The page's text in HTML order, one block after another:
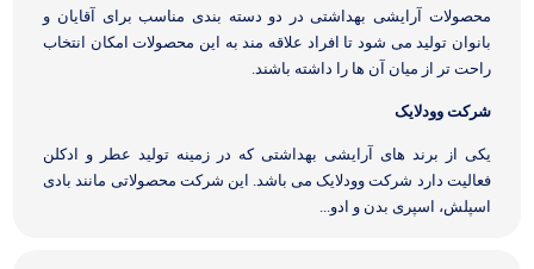
محصولات آرایشی بهداشتی در دو دسته بندی مناسب برای آقایان و
بانوان تولید می شود تا افراد علاقه مند به این محصولات امکان انتخاب
راحت تر از میان آن ها را داشته باشند.
شرکت وودلایک
یکی از برند های آرایشی بهداشتی که در زمینه تولید عطر و ادکلن
فعالیت دارد شرکت وودلایک می باشد. این شرکت محصولاتی مانند بادی
اسپلش، اسپری بدن و ادو...